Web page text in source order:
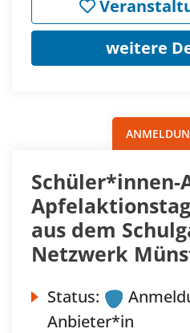
weitere
Schüler*innen-
aus dem
Netzwerk
Status:
Anbieter*in